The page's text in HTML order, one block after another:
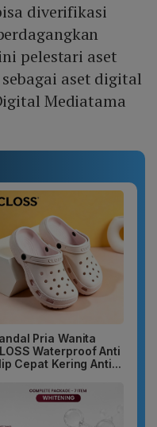
diverifikasi
pelestari aset
aset digital
Mediatama
Pria Wanita
Waterproof Anti
Cepat Kering Anti...